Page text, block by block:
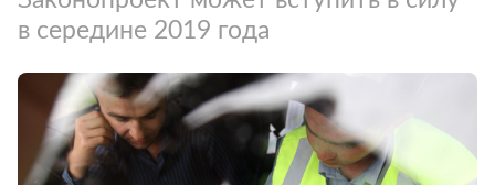
в середине 2019 года